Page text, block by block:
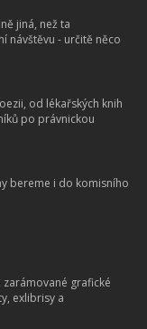
jiná, než ta
návštěvu - určitě něco
od lékařských knih
po právnickou
bereme i do komisního
grafické
exlibrisy a